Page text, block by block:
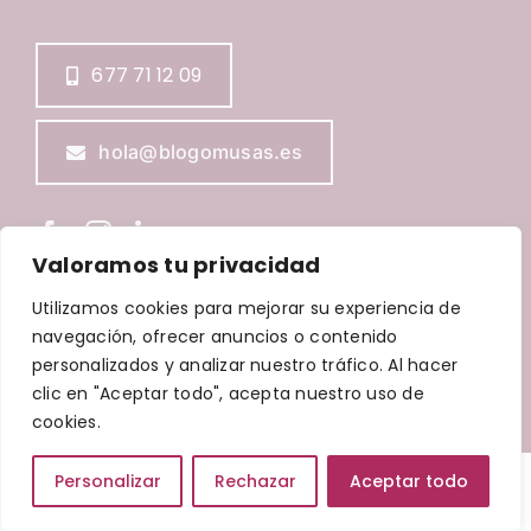
Valoramos tu privacidad
Utilizamos cookies para mejorar su experiencia de
navegación, ofrecer anuncios o contenido
personalizados y analizar nuestro tráfico. Al hacer
clic en "Aceptar todo", acepta nuestro uso de
cookies.
Personalizar Rechazar Aceptar todo
677 71 12 09
hola@blogomusas.es
BLOGOMUSAS © Copyright2026 | Aviso Legal|
Privacidad|Política de Cookies|Política de accesibilidad
| Diseñada porWaricreative | Todos los derechos